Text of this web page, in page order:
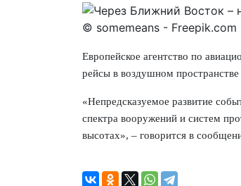
© somemeans - Freepik.com
Европейское агентство по
рейсы в воздушном
«Непредсказуемое развитие
спектра вооружений и систем
высотах», – говорится в